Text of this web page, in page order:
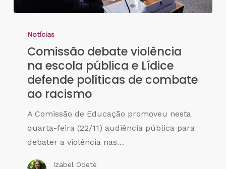
Notícias
Comissão debate violência
na escola pública e Lídice
defende políticas de combate
ao racismo
A Comissão de Educação promoveu nesta
quarta-feira (22/11) audiência pública para
debater a violência nas…
Izabel Odete